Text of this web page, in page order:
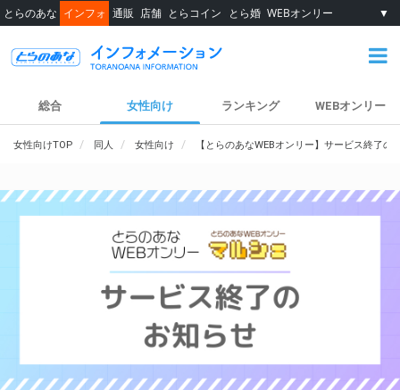
とらのあな インフォ 通販 店舗 とらコイン とら婚 WEBオンリー ▼
総合 女性向け ランキング WEBオンリー
女性向けTOP 同人 女性向け 【とらのあなWEBオンリー】サービス終了の